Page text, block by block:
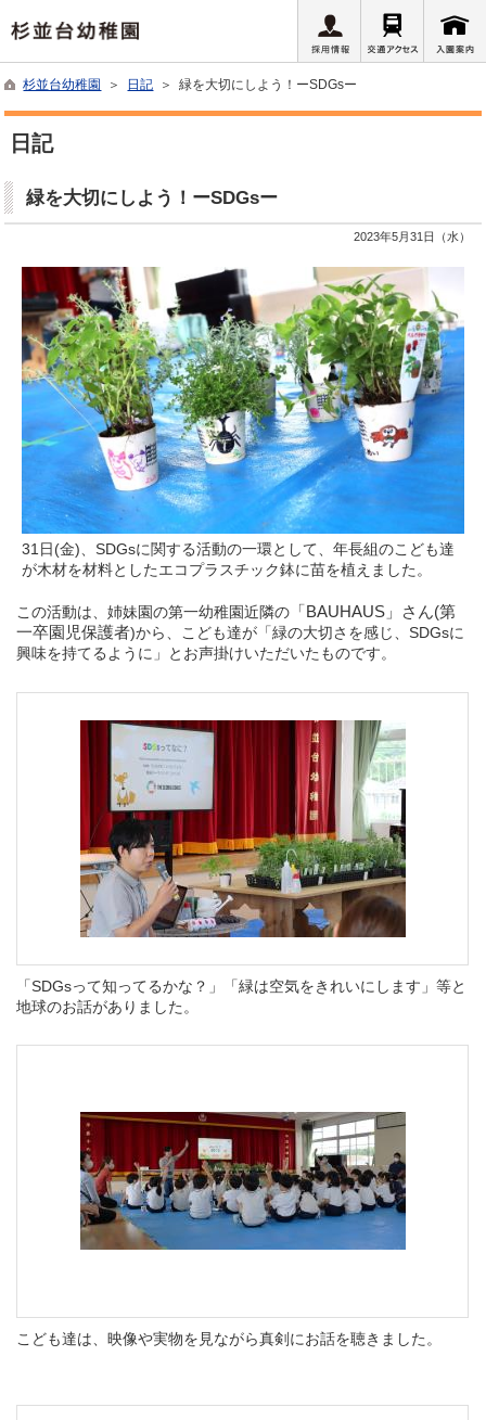
杉並台幼稚園 ＞ 日記 ＞ 緑を大切にしよう！ーSDGsー
日記
緑を大切にしよう！ーSDGsー
2023年5月31日（水）
31日(金)、SDGsに関する活動の一環として、年長組のこども達
が木材を材料としたエコプラスチック鉢に苗を植えました。
この活動は、姉妹園の第一幼稚園近隣の 「 BAUHAUS 」さん(第
一卒園児保護者)から、こども達が「緑の大切さを感じ、SDGsに
興味を持てるように」とお声掛けいただいたものです。
「SDGsって知ってるかな？」「緑は空気をきれいにします」等と
地球のお話がありました。
こども達は、映像や実物を見ながら真剣にお話を聴きました。